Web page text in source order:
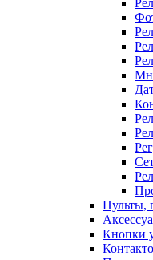
Пульты,
Кнопки